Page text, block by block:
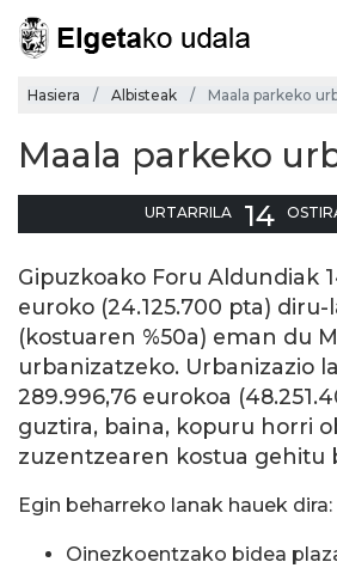
Hasiera Albisteak Maala parkeko
Maala parkeko
URTARRILA 14
Gipuzkoako Foru Aldundiak
euroko (24.125.700 pta)
(kostuaren %50a) eman du
urbanizatzeko. Urbanizazio
289.996,76 eurokoa
guztira, baina, kopuru horri
zuzentzearen kostua gehitu
Egin beharreko lanak hauek dira:
Oinezkoentzako bidea